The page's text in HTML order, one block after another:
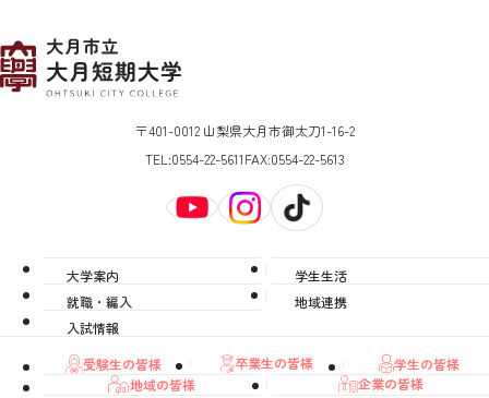
〒401-0012 山梨県大月市御太刀1-16-2
TEL:0554-22-5611FAX:0554-22-5613
大学案内
学生生活
就職・編入
地域連携
入試情報
受験生の皆様
卒業生の皆様
学生の皆様
地域の皆様
企業の皆様